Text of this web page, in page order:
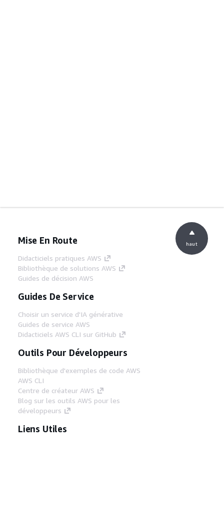
Mise En Route
Didacticiels pratiques AWS
Bibliothèque de solutions AWS
Guides de décision AWS
Guides De Service
Choisir un service d'IA générative
Guides de service AWS
Didacticiels AWS CLI sur GitHub
Outils Pour Développeurs
Bibliothèque d'exemples de code AWS
AWS CLI
Centre de créateur AWS
Blog sur les outils AWS pour les
développeurs
Liens Utiles
haut